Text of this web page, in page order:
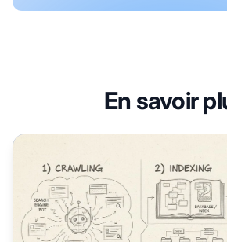
En savoir
Que signifie l’indexation en SEO ?